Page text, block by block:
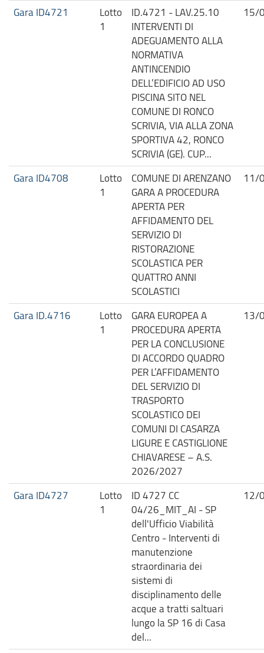
Gara ID4721
Lotto
1
ID.4721 - LAV.25.10
INTERVENTI DI
ADEGUAMENTO ALLA
NORMATIVA
ANTINCENDIO
DELL’EDIFICIO AD USO
PISCINA SITO NEL
COMUNE DI RONCO
SCRIVIA, VIA ALLA ZONA
SPORTIVA 42, RONCO
SCRIVIA (GE). CUP...
15/
Gara ID4708
Lotto
1
COMUNE DI ARENZANO
GARA A PROCEDURA
APERTA PER
AFFIDAMENTO DEL
SERVIZIO DI
RISTORAZIONE
SCOLASTICA PER
QUATTRO ANNI
SCOLASTICI
11/
Gara ID.4716
Lotto
1
GARA EUROPEA A
PROCEDURA APERTA
PER LA CONCLUSIONE
DI ACCORDO QUADRO
PER L’AFFIDAMENTO
DEL SERVIZIO DI
TRASPORTO
SCOLASTICO DEI
COMUNI DI CASARZA
LIGURE E CASTIGLIONE
CHIAVARESE – A.S.
2026/2027
13/
Gara ID4727
Lotto
1
ID 4727 CC
04/26_MIT_AI - SP
dell'Ufficio Viabilità
Centro - Interventi di
manutenzione
straordinaria dei
sistemi di
disciplinamento delle
acque a tratti saltuari
lungo la SP 16 di Casa
del...
12/